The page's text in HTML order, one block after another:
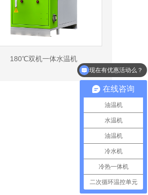
180℃双机一体水温机
在线咨询
油温机
水温机
油温机
冷水机
冷热一体机
二次循环温控单元
现在有优惠活动么？